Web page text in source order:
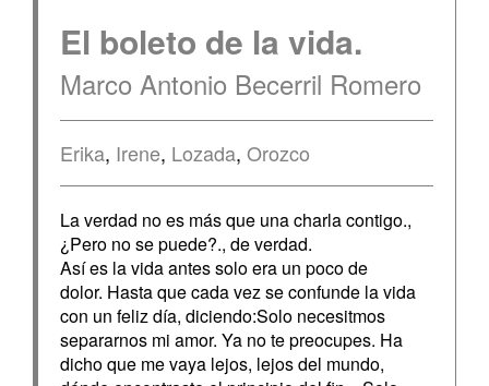
El boleto de la vida.
Marco Antonio Becerril Romero
Erika, Irene, Lozada, Orozco
La verdad no es más que una charla contigo.,
¿Pero no se puede?., de verdad.
Así es la vida antes solo era un poco de
dolor. Hasta que cada vez se confunde la vida
con un feliz día, diciendo:Solo necesitmos
separarnos mi amor. Ya no te preocupes. Ha
dicho que me vaya lejos, lejos del mundo,